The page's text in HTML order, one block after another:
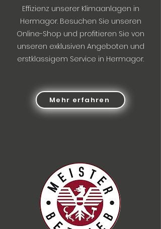
Effizienz unserer Klimaanlagen in
Hermagor. Besuchen Sie unseren
Online-Shop und profitieren Sie von
unseren exklusiven Angeboten und
erstklassigem Service in Hermagor.
Mehr erfahren